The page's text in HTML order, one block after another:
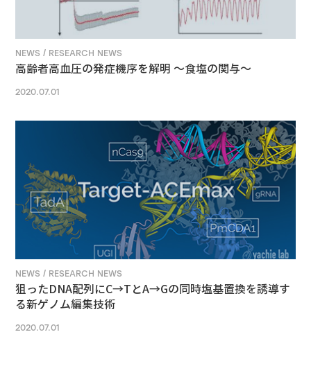
NEWS / RESEARCH NEWS
高齢者高血圧の発症機序を解明 ～食塩の関与～
2020.07.01
NEWS / RESEARCH NEWS
狙ったDNA配列にC→TとA→Gの同時塩基置換を誘導す
る新ゲノム編集技術
2020.07.01